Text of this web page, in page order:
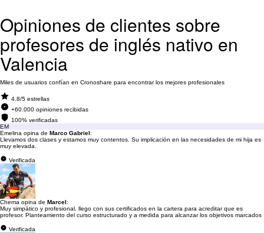
Opiniones de clientes sobre
profesores de inglés nativo en
Valencia
Miles de usuarios confían en Cronoshare para encontrar los mejores profesionales
4.8/5 estrellas
+60.000 opiniones recibidas
100% verificadas
EM
Emelina opina de Marco Gabriel:
Llevamos dos clases y estamos muy contentos. Su implicación en las necesidades de mi hija es
muy elevada.
Verificada
Chema opina de Marcel:
Muy simpático y profesional, llego con sus certificados en la cartera para acreditar que es
profesor. Planteamiento del curso estructurado y a medida para alcanzar los objetivos marcados
Verificada